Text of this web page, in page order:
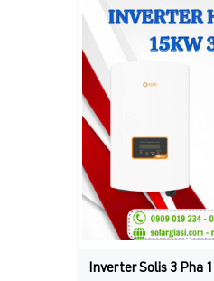
Inverter Solis 3 Pha